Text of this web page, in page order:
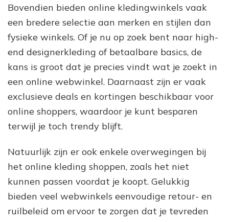
Bovendien bieden online kledingwinkels vaak
een bredere selectie aan merken en stijlen dan
fysieke winkels. Of je nu op zoek bent naar high-
end designerkleding of betaalbare basics, de
kans is groot dat je precies vindt wat je zoekt in
een online webwinkel. Daarnaast zijn er vaak
exclusieve deals en kortingen beschikbaar voor
online shoppers, waardoor je kunt besparen
terwijl je toch trendy blijft.
Natuurlijk zijn er ook enkele overwegingen bij
het online kleding shoppen, zoals het niet
kunnen passen voordat je koopt. Gelukkig
bieden veel webwinkels eenvoudige retour- en
ruilbeleid om ervoor te zorgen dat je tevreden